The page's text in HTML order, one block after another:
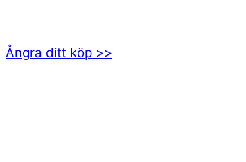
Ångra ditt köp >>